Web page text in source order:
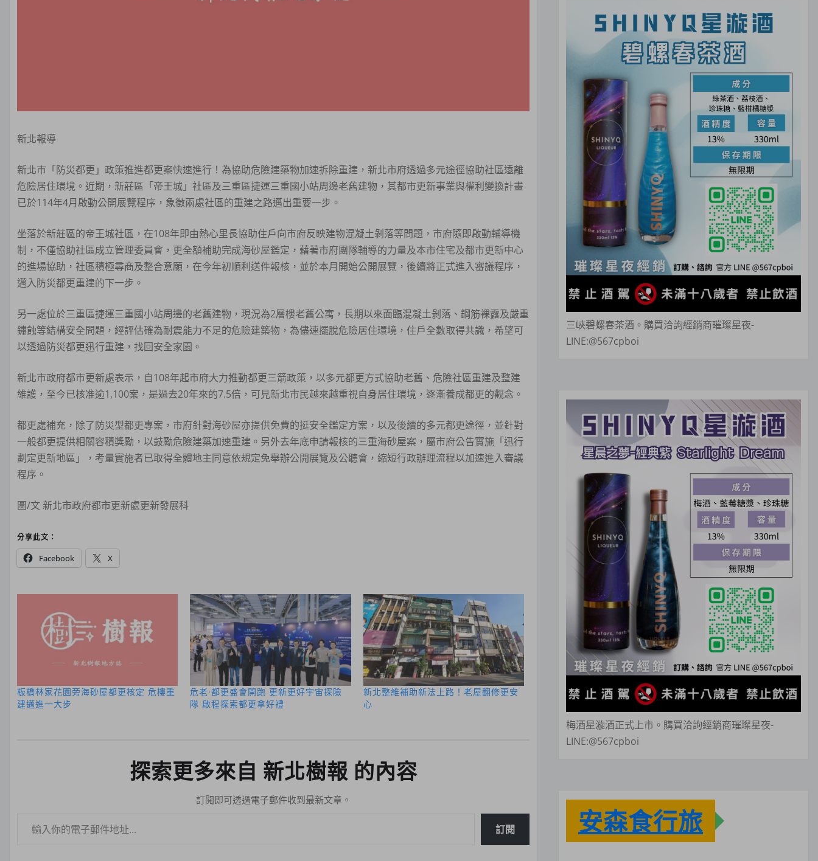
新北報導
新北市「防災都更」政策推進都更案快速進行！為協助危險建築物加速拆除重建，新北市府透過多元途徑協助社區遠離
危險居住環境。近期，新莊區「帝王城」社區及三重區捷運三重國小站周邊老舊建物，其都市更新事業與權利變換計畫
已於114年4月啟動公開展覽程序，象徵兩處社區的重建之路邁出重要一步。
坐落於新莊區的帝王城社區，在108年即由熱心里長協助住戶向市府反映建物混凝土剝落等問題，市府隨即啟動輔導機
制，不僅協助社區成立管理委員會，更全額補助完成海砂屋鑑定，藉著市府團隊輔導的力量及本市住宅及都市更新中心
的進場協助，社區積極尋商及整合意願，在今年初順利送件報核，並於本月開始公開展覽，後續將正式進入審議程序，
邁入防災都更重建的下一步。
另一處位於三重區捷運三重國小站周邊的老舊建物，現況為2層樓老舊公寓，長期以來面臨混凝土剝落、鋼筋裸露及嚴重
鏽蝕等結構安全問題，經評估確為耐震能力不足的危險建築物，為儘速擺脫危險居住環境，住戶全數取得共識，希望可
以透過防災都更迅行重建，找回安全家園。
新北市政府都市更新處表示，自108年起市府大力推動都更三箭政策，以多元都更方式協助老舊、危險社區重建及整建
維護，至今已核准逾1,100案，是過去20年來的7.5倍，可見新北市民越來越重視自身居住環境，逐漸養成都更的觀念。
都更處補充，除了防災型都更專案，市府針對海砂屋亦提供免費的挺安全鑑定方案，以及後續的多元都更途徑，並針對
一般都更提供相關容積獎勵，以鼓勵危險建築加速重建。另外去年底申請報核的三重海砂屋案，屬市府公告實施「迅行
劃定更新地區」，考量實施者已取得全體地主同意依規定免舉辦公開展覽及公聽會，縮短行政辦理流程以加速進入審議
程序。
圖/文 新北市政府都市更新處更新發展科
分享此文：
Facebook X
板橋林家花園旁海砂屋都更核定 危樓重
建邁進一大步
危老·都更盛會開跑 更新更好宇宙探險
隊 啟程探索都更拿好禮
新北整維補助新法上路！老屋翻修更安
心
探索更多來自 新北樹報 的內容
訂閱即可透過電子郵件收到最新文章。
訂閱
三峽碧螺春茶酒。購買洽詢經銷商璀璨星夜-
LINE:@567cpboi
梅酒星漩酒正式上市。購買洽詢經銷商璀璨星夜-
LINE:@567cpboi
安森食行旅